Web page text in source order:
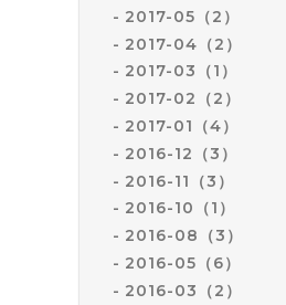
2017-05（2）
2017-04（2）
2017-03（1）
2017-02（2）
2017-01（4）
2016-12（3）
2016-11（3）
2016-10（1）
2016-08（3）
2016-05（6）
2016-03（2）